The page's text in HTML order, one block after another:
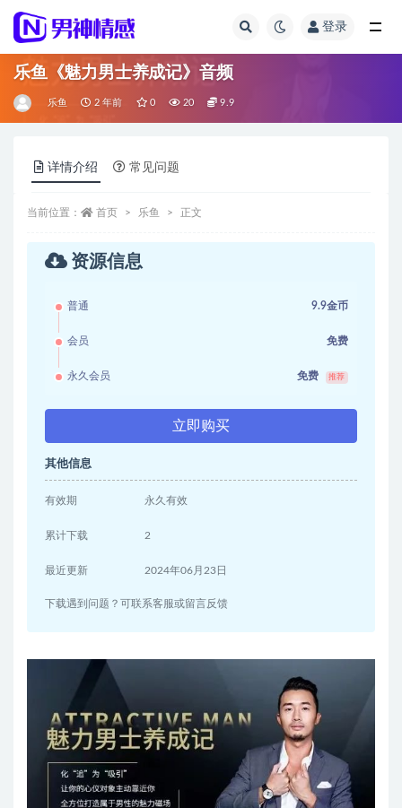
登录
乐鱼《魅力男士养成记》音频
乐鱼 2 年前 0 20 9.9
详情介绍 常见问题
当前位置： 首页 乐鱼 正文
资源信息
普通 9.9金币
会员 免费
永久会员 免费 推荐
立即购买
其他信息
有效期 永久有效
累计下载 2
最近更新 2024年06月23日
下载遇到问题？可联系客服或留言反馈